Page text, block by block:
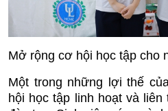
Mở rộng cơ hội học tập cho
Một trong những lợi thế
hội học tập linh hoạt và